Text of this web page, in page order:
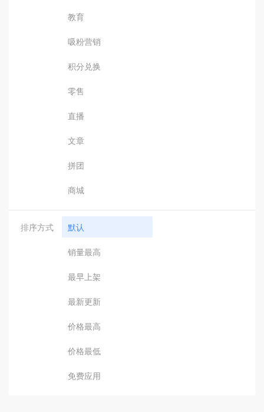
教育
吸粉营销
积分兑换
零售
直播
文章
拼团
商城
排序方式 默认
销量最高
最早上架
最新更新
价格最高
价格最低
免费应用